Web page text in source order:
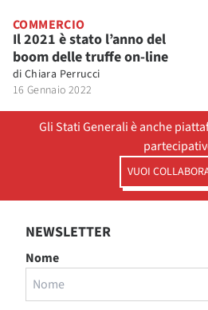
COMMERCIO
Il 2021 è stato l’anno del
boom delle truffe on-line
di Chiara Perrucci
16 Gennaio 2022
Gli Stati Generali è anche
VUOI
NEWSLETTER
Nome